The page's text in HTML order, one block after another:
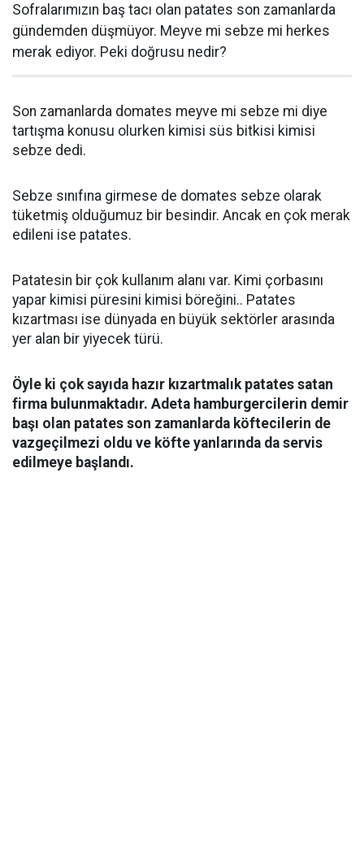
Sofralarımızın baş tacı olan patates son zamanlarda
gündemden düşmüyor. Meyve mi sebze mi herkes
merak ediyor. Peki doğrusu nedir?
Son zamanlarda domates meyve mi sebze mi diye
tartışma konusu olurken kimisi süs bitkisi kimisi
sebze dedi.
Sebze sınıfına girmese de domates sebze olarak
tüketmiş olduğumuz bir besindir. Ancak en çok merak
edileni ise patates.
Patatesin bir çok kullanım alanı var. Kimi çorbasını
yapar kimisi püresini kimisi böreğini.. Patates
kızartması ise dünyada en büyük sektörler arasında
yer alan bir yiyecek türü.
Öyle ki çok sayıda hazır kızartmalık patates satan
firma bulunmaktadır. Adeta hamburgercilerin demir
başı olan patates son zamanlarda köftecilerin de
vazgeçilmezi oldu ve köfte yanlarında da servis
edilmeye başlandı.